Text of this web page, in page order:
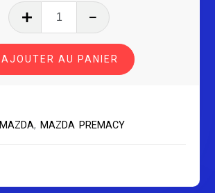
quantité
MAZDA
PREMACY
AJOUTER AU PANIER
MAZDA, MAZDA PREMACY